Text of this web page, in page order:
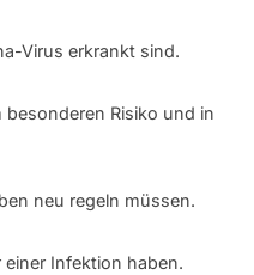
Virus erkrankt sind.
besonderen Risiko und in
neu regeln müssen.
Infektion haben.